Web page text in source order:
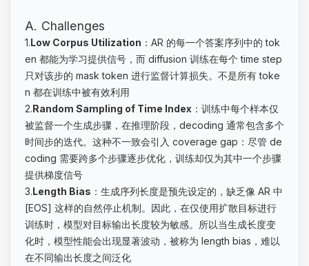
A. Challenges
1. Low Corpus Utilization ：AR 的每一个答案序列中的 tok
en 都能为学习提供信号，而 diffusion 训练在每个 time step
只对该步的 mask token 进行监督计算损失。不是所有 toke
n 都在训练中被有效利用
2. Random Sampling of Time Index ：训练中每个样本仅
被监督一个生成步骤，在推理阶段，decoding 通常包含多个
时间步的迭代。这种不一致会引入 coverage gap：尽管 de
coding 需要跨多个步骤逐步优化，训练却仅为其中一个步骤
提供梯度信号
3. Length Bias ：生成序列长度是预先设定的，缺乏像 AR 中
[EOS] 这样的自然停止机制。因此，在仅使用扩散目标进行
训练时，模型对目标输出长度较为敏感。所以当生成长度变
化时，模型性能会出现显著波动，被称为 length bias，难以
在不同输出长度之间泛化